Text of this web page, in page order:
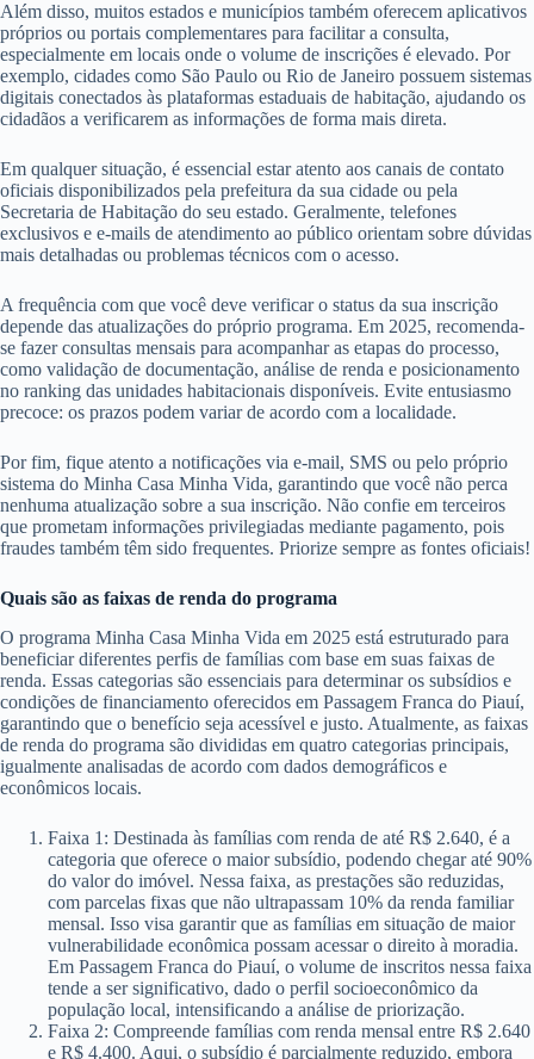
Além disso, muitos estados e municípios também oferecem aplicativos
próprios ou portais complementares para facilitar a consulta,
especialmente em locais onde o volume de inscrições é elevado. Por
exemplo, cidades como São Paulo ou Rio de Janeiro possuem sistemas
digitais conectados às plataformas estaduais de habitação, ajudando os
cidadãos a verificarem as informações de forma mais direta.
Em qualquer situação, é essencial estar atento aos canais de contato
oficiais disponibilizados pela prefeitura da sua cidade ou pela
Secretaria de Habitação do seu estado. Geralmente, telefones
exclusivos e e-mails de atendimento ao público orientam sobre dúvidas
mais detalhadas ou problemas técnicos com o acesso.
A frequência com que você deve verificar o status da sua inscrição
depende das atualizações do próprio programa. Em 2025, recomenda-
se fazer consultas mensais para acompanhar as etapas do processo,
como validação de documentação, análise de renda e posicionamento
no ranking das unidades habitacionais disponíveis. Evite entusiasmo
precoce: os prazos podem variar de acordo com a localidade.
Por fim, fique atento a notificações via e-mail, SMS ou pelo próprio
sistema do Minha Casa Minha Vida, garantindo que você não perca
nenhuma atualização sobre a sua inscrição. Não confie em terceiros
que prometam informações privilegiadas mediante pagamento, pois
fraudes também têm sido frequentes. Priorize sempre as fontes oficiais!
Quais são as faixas de renda do programa
O programa Minha Casa Minha Vida em 2025 está estruturado para
beneficiar diferentes perfis de famílias com base em suas faixas de
renda. Essas categorias são essenciais para determinar os subsídios e
condições de financiamento oferecidos em Passagem Franca do Piauí,
garantindo que o benefício seja acessível e justo. Atualmente, as faixas
de renda do programa são divididas em quatro categorias principais,
igualmente analisadas de acordo com dados demográficos e
econômicos locais.
Faixa 1: Destinada às famílias com renda de até R$ 2.640, é a
categoria que oferece o maior subsídio, podendo chegar até 90%
do valor do imóvel. Nessa faixa, as prestações são reduzidas,
com parcelas fixas que não ultrapassam 10% da renda familiar
mensal. Isso visa garantir que as famílias em situação de maior
vulnerabilidade econômica possam acessar o direito à moradia.
Em Passagem Franca do Piauí, o volume de inscritos nessa faixa
tende a ser significativo, dado o perfil socioeconômico da
população local, intensificando a análise de priorização.
Faixa 2: Compreende famílias com renda mensal entre R$ 2.640
e R$ 4.400. Aqui, o subsídio é parcialmente reduzido, embora